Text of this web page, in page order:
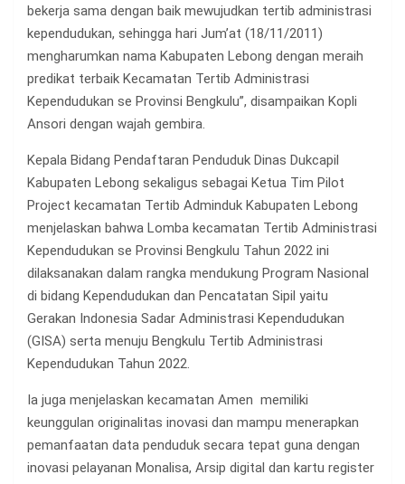
bekerja sama dengan baik mewujudkan tertib administrasi
kependudukan, sehingga hari Jum’at (18/11/2011)
mengharumkan nama Kabupaten Lebong dengan meraih
predikat terbaik Kecamatan Tertib Administrasi
Kependudukan se Provinsi Bengkulu”, disampaikan Kopli
Ansori dengan wajah gembira.
Kepala Bidang Pendaftaran Penduduk Dinas Dukcapil
Kabupaten Lebong sekaligus sebagai Ketua Tim Pilot
Project kecamatan Tertib Adminduk Kabupaten Lebong
menjelaskan bahwa Lomba kecamatan Tertib Administrasi
Kependudukan se Provinsi Bengkulu Tahun 2022 ini
dilaksanakan dalam rangka mendukung Program Nasional
di bidang Kependudukan dan Pencatatan Sipil yaitu
Gerakan Indonesia Sadar Administrasi Kependudukan
(GISA) serta menuju Bengkulu Tertib Administrasi
Kependudukan Tahun 2022.
Ia juga menjelaskan kecamatan Amen memiliki
keunggulan originalitas inovasi dan mampu menerapkan
pemanfaatan data penduduk secara tepat guna dengan
inovasi pelayanan Monalisa, Arsip digital dan kartu register